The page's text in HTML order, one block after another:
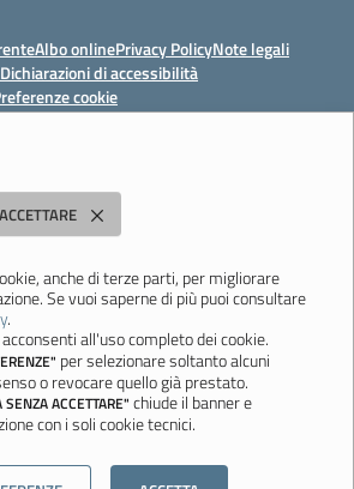
anche di terze parti, per migliorare
Se vuoi saperne di più puoi consultare
.
acconsenti all'uso completo dei cookie.
per selezionare soltanto alcuni
o revocare quello già prestato.
ACCETTARE" chiude il banner e
con i soli cookie tecnici.
Albo onlinePrivacy PolicyNote legali
Dichiarazioni di accessibilità
cookie
Socio-Commerciale-Artigianale "Cattaneo -
- PEC:
- C.F. 94177200360
29 Luglio 2026 ore 10:08